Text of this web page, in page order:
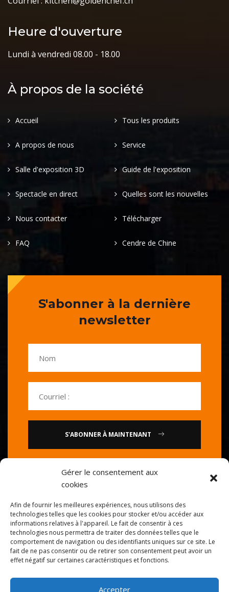
Gérer le consentement aux
cookies
Afin de fournir les meilleures expériences, nous utilisons des
technologies telles que les cookies pour stocker et/ou accéder aux
informations relatives à l'appareil. Le fait de consentir à ces
technologies nous permettra de traiter des données telles que le
comportement de navigation ou des identifiants uniques sur ce site. Le
fait de ne pas consentir ou de retirer son consentement peut avoir un
effet négatif sur certaines caractéristiques et fonctions.
Accepter
Heure d'ouverture
Lundi à vendredi 08.00 - 18.00
À propos de la société
Accueil Tous les produits
A propos de nous Service
Salle d'exposition 3D Guide de l'exposition
Spectacle en direct Quelles sont les nouvelles
Nous contacter Télécharger
FAQ Cendre de Chine
S'abonner à la dernière
newsletter
S'ABONNER À MAINTENANT
ou
84739585